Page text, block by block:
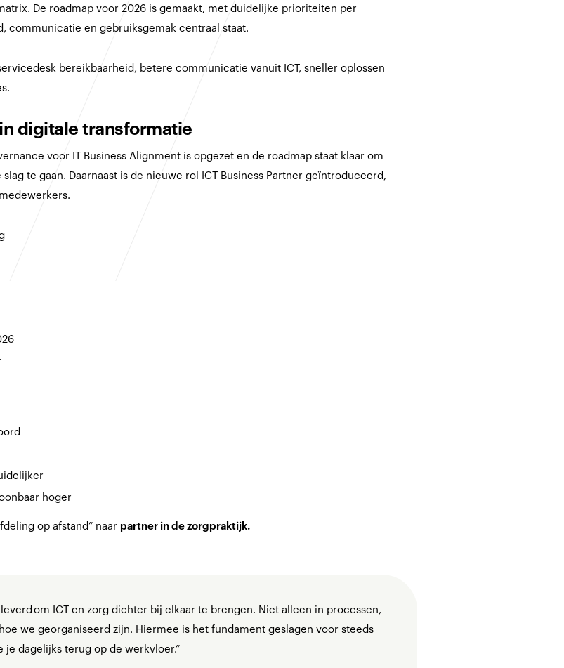
De roadmap voor 2026 is gemaakt, met duidelijke prioriteiten per
communicatie en gebruiksgemak centraal staat.
bereikbaarheid, betere communicatie vanuit ICT, sneller oplossen
digitale transformatie
voor IT Business Alignment is opgezet en de roadmap staat klaar om
te gaan. Daarnaast is de nieuwe rol ICT Business Partner geïntroduceerd,
hoger
op afstand” naar partner in de zorgpraktijk.
om ICT en zorg dichter bij elkaar te brengen. Niet alleen in processen,
we georganiseerd zijn. Hiermee is het fundament geslagen voor steeds
je dagelijks terug op de werkvloer.”